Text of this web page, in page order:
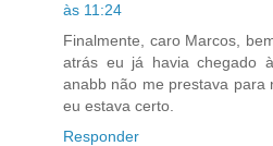
às 11:24
Finalmente, caro Marcos,
atrás eu já havia chegado
anabb não me prestava para
eu estava certo.
Responder